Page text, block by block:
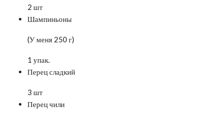
2 шт
Шампиньоны
(У меня 250 г)
1 упак.
Перец сладкий
3 шт
Перец чили